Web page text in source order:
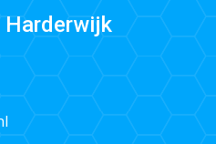
Harderwijk